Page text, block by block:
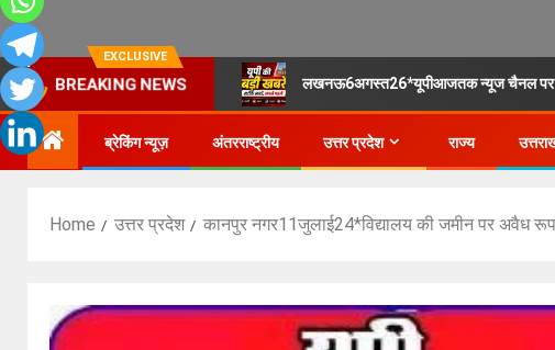
EXCLUSIVE
BREAKING NEWS लखनऊ6अगस्त26*यूपीआजतक न्यूज चैनल पर
ब्रेकिंग न्यूज़ अंतरराष्ट्रीय उत्तर प्रदेश राज्य
Home उत्तर प्रदेश कानपुर नगर11जुलाई24*विद्यालय की जमीन पर अवैध